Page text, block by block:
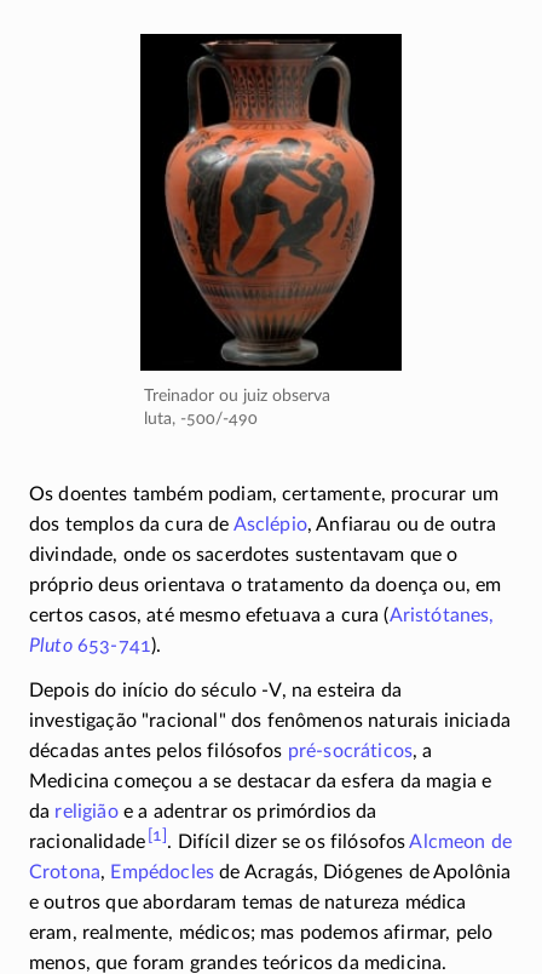
Treinador ou juiz observa
luta, -500/-490
Os doentes também podiam, certamente, procurar um
dos templos da cura de Asclépio, Anfiarau ou de outra
divindade, onde os sacerdotes sustentavam que o
próprio deus orientava o tratamento da doença ou, em
certos casos, até mesmo efetuava a cura (Aristótanes,
Pluto 653-741 ).
Depois do início do século -V, na esteira da
investigação
racional
dos fenômenos naturais iniciada
décadas antes pelos filósofos pré-socráticos, a
Medicina começou a se destacar da esfera da magia e
da religiãoe a adentrar os primórdios da
racionalidade [1] . Difícil dizer se os filósofosAlcmeon de
Crotona, Empédocles de Acragás, Diógenes de Apolônia
e outros que abordaram temas de natureza médica
eram, realmente, médicos; mas podemos afirmar, pelo
menos, que foram grandes teóricos da medicina.